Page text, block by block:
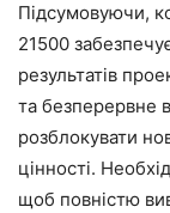
Підсумовуючи,
21500
результатів
та безперервне
розблокувати
цінності.
щоб повністю